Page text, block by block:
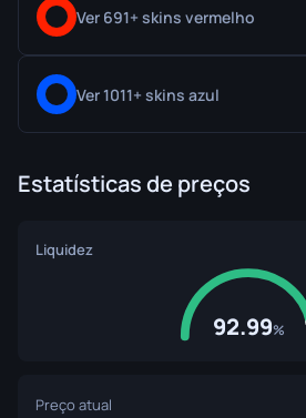
Ver 691+ skins vermelho
Ver 1011+ skins azul
Estatísticas de preços
Liquidez
92.99%
Preço atual